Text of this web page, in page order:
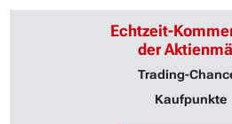
Echtzeit-
der
Trading-
Kaufpunkte